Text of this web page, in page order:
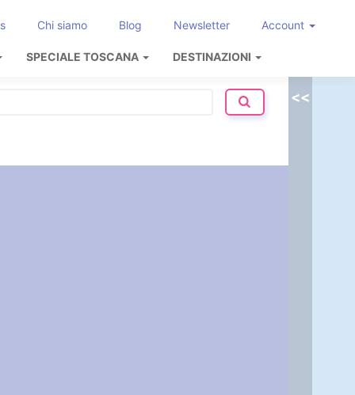
Chi siamo Blog Newsletter Account
SPECIALE TOSCANA DESTINAZIONI
<<